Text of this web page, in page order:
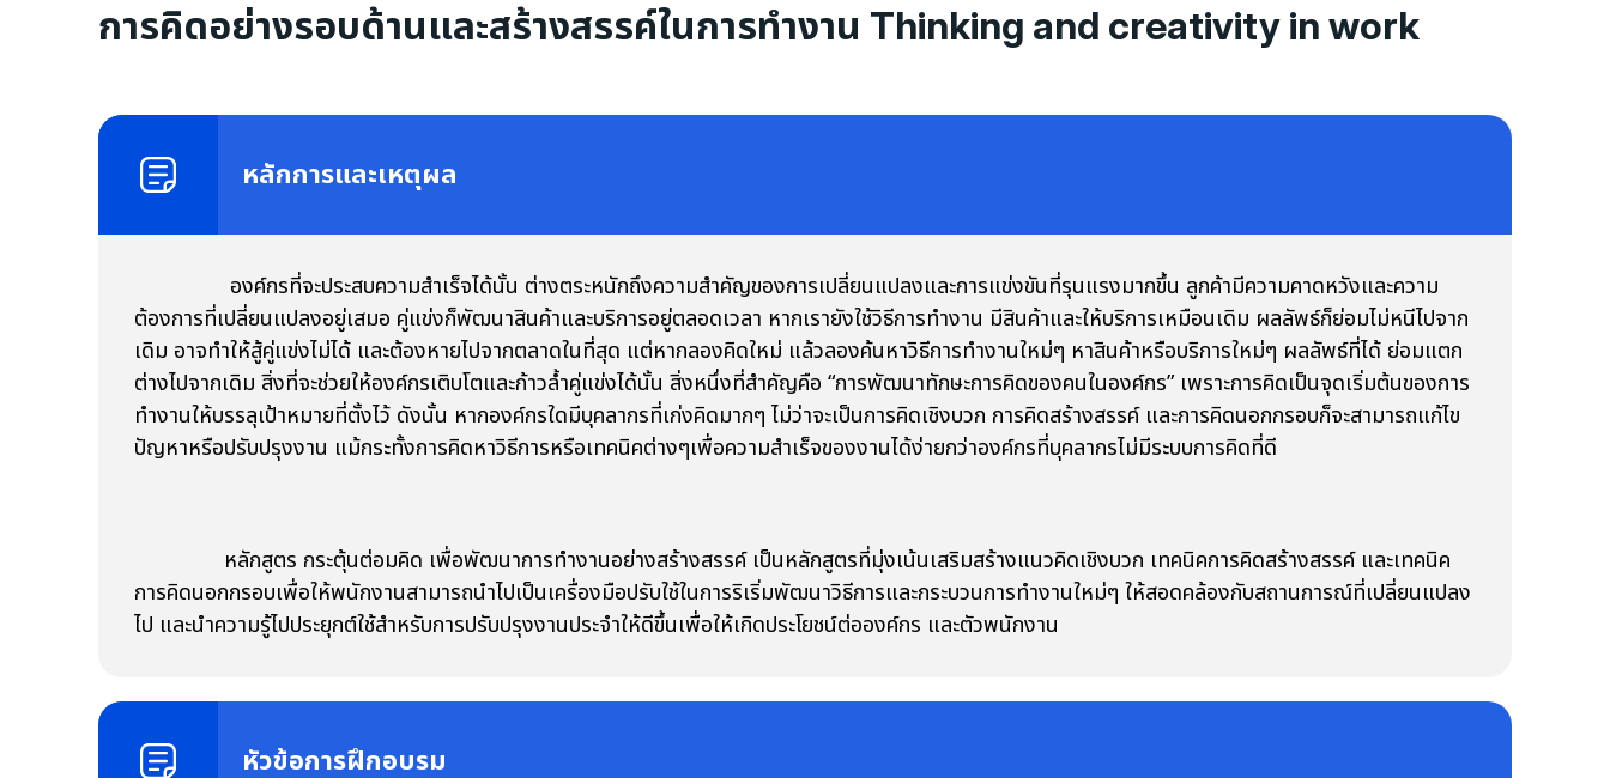
การคิดอย่างรอบด้านและสร้างสรรค์ในการทำงาน Thinking and creativity in work
หลักการและเหตุผล
องค์กรที่จะประสบความสำเร็จได้นั้น ต่างตระหนักถึงความสำคัญของการเปลี่ยนแปลงและการแข่งขันที่รุนแรงมากขึ้น ลูกค้ามีความคาดหวังและความ
ต้องการที่เปลี่ยนแปลงอยู่เสมอ คู่แข่งก็พัฒนาสินค้าและบริการอยู่ตลอดเวลา หากเรายังใช้วิธีการทำงาน มีสินค้าและให้บริการเหมือนเดิม ผลลัพธ์ก็ย่อมไม่หนีไปจาก
เดิม อาจทำให้สู้คู่แข่งไม่ได้ และต้องหายไปจากตลาดในที่สุด แต่หากลองคิดใหม่ แล้วลองค้นหาวิธีการทำงานใหม่ๆ หาสินค้าหรือบริการใหม่ๆ ผลลัพธ์ที่ได้ ย่อมแตก
ต่างไปจากเดิม สิ่งที่จะช่วยให้องค์กรเติบโตและก้าวลํ้าคู่แข่งได้นั้น สิ่งหนึ่งที่สำคัญคือ “การพัฒนาทักษะการคิดของคนในองค์กร” เพราะการคิดเป็นจุดเริ่มต้นของการ
ทำงานให้บรรลุเป้าหมายที่ตั้งไว้ ดังนั้น หากองค์กรใดมีบุคลากรที่เก่งคิดมากๆ ไม่ว่าจะเป็นการคิดเชิงบวก การคิดสร้างสรรค์ และการคิดนอกกรอบก็จะสามารถแก้ไข
ปัญหาหรือปรับปรุงงาน แม้กระทั้งการคิดหาวิธีการหรือเทคนิคต่างๆเพื่อความสำเร็จของงานได้ง่ายกว่าองค์กรที่บุคลากรไม่มีระบบการคิดที่ดี
หลักสูตร กระตุ้นต่อมคิด เพื่อพัฒนาการทำงานอย่างสร้างสรรค์ เป็นหลักสูตรที่มุ่งเน้นเสริมสร้างแนวคิดเชิงบวก เทคนิคการคิดสร้างสรรค์ และเทคนิค
การคิดนอกกรอบเพื่อให้พนักงานสามารถนำไปเป็นเครื่องมือปรับใช้ในการริเริ่มพัฒนาวิธีการและกระบวนการทำงานใหม่ๆ ให้สอดคล้องกับสถานการณ์ที่เปลี่ยนแปลง
ไป และนำความรู้ไปประยุกต์ใช้สำหรับการปรับปรุงงานประจำให้ดีขึ้นเพื่อให้เกิดประโยชน์ต่อองค์กร และตัวพนักงาน
หัวข้อการฝึกอบรม